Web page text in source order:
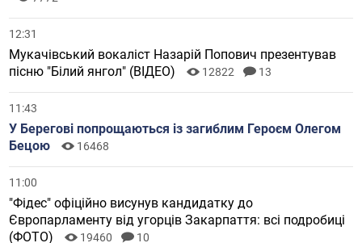
12:31
Мукачівський вокаліст Назарій Попович презентував
пісню "Білий янгол" (ВІДЕО)
12822 13
11:43
У Берегові попрощаються із загиблим Героєм Олегом
Бецою
16468
11:00
"Фідес" офіційно висунув кандидатку до
Європарламенту від угорців Закарпаття: всі подробиці
(ФОТО)
19460 10